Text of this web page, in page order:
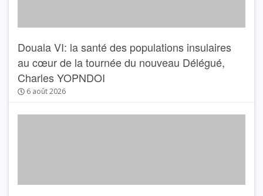
Douala VI: la santé des populations insulaires
au cœur de la tournée du nouveau Délégué,
Charles YOPNDOI
6 août 2026